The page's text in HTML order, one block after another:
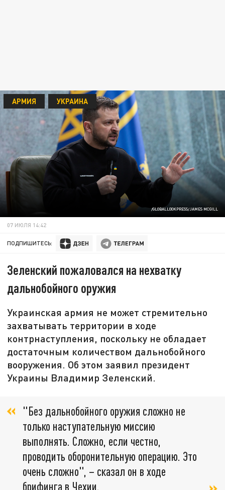
/GLOBALLOOKPRESS/JAMES MCGILL
АРМИЯ УКРАИНА
07 ИЮЛЯ 14:42
ПОДПИШИТЕСЬ:
Зеленский пожаловался на нехватку
дальнобойного оружия
Украинская армия не может стремительно
захватывать территории в ходе
контрнаступления, поскольку не обладает
достаточным количеством дальнобойного
вооружения. Об этом заявил президент
Украины Владимир Зеленский.
"Без дальнобойного оружия сложно не
только наступательную миссию
выполнять. Сложно, если честно,
проводить оборонительную операцию. Это
очень сложно", – сказал он в ходе
брифинга в Чехии.